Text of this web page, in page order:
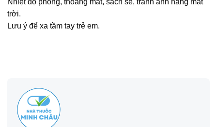
Nhiệt độ phòng, thoáng mát, sạch sẽ, tránh ánh nắng mặt
trời.
Lưu ý để xa tầm tay trẻ em.